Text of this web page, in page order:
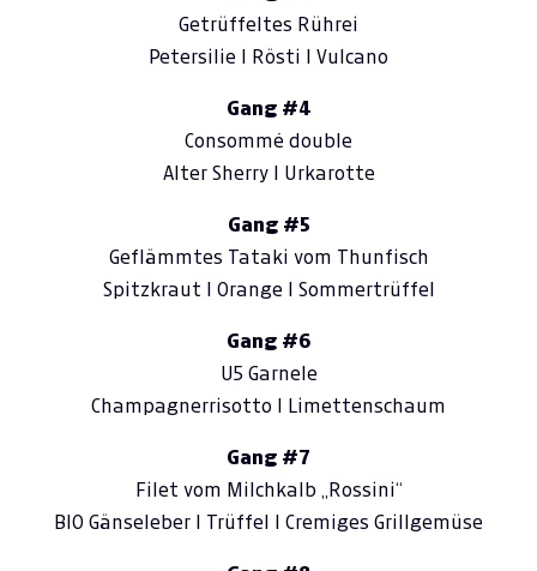
Getrüffeltes Rührei
Petersilie I Rösti I Vulcano
Gang #4
Consommé double
Alter Sherry I Urkarotte
Gang #5
Geflämmtes Tataki vom Thunfisch
Spitzkraut I Orange I Sommertrüffel
Gang #6
U5 Garnele
Champagnerrisotto I Limettenschaum
Gang #7
Filet vom Milchkalb „Rossini“
BIO Gänseleber I Trüffel I Cremiges Grillgemüse